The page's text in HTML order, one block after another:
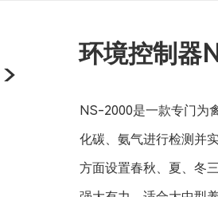
环境控制器
NS-2000是一款专门为
化碳、氨气进行检测并
方面设置春秋、夏、冬